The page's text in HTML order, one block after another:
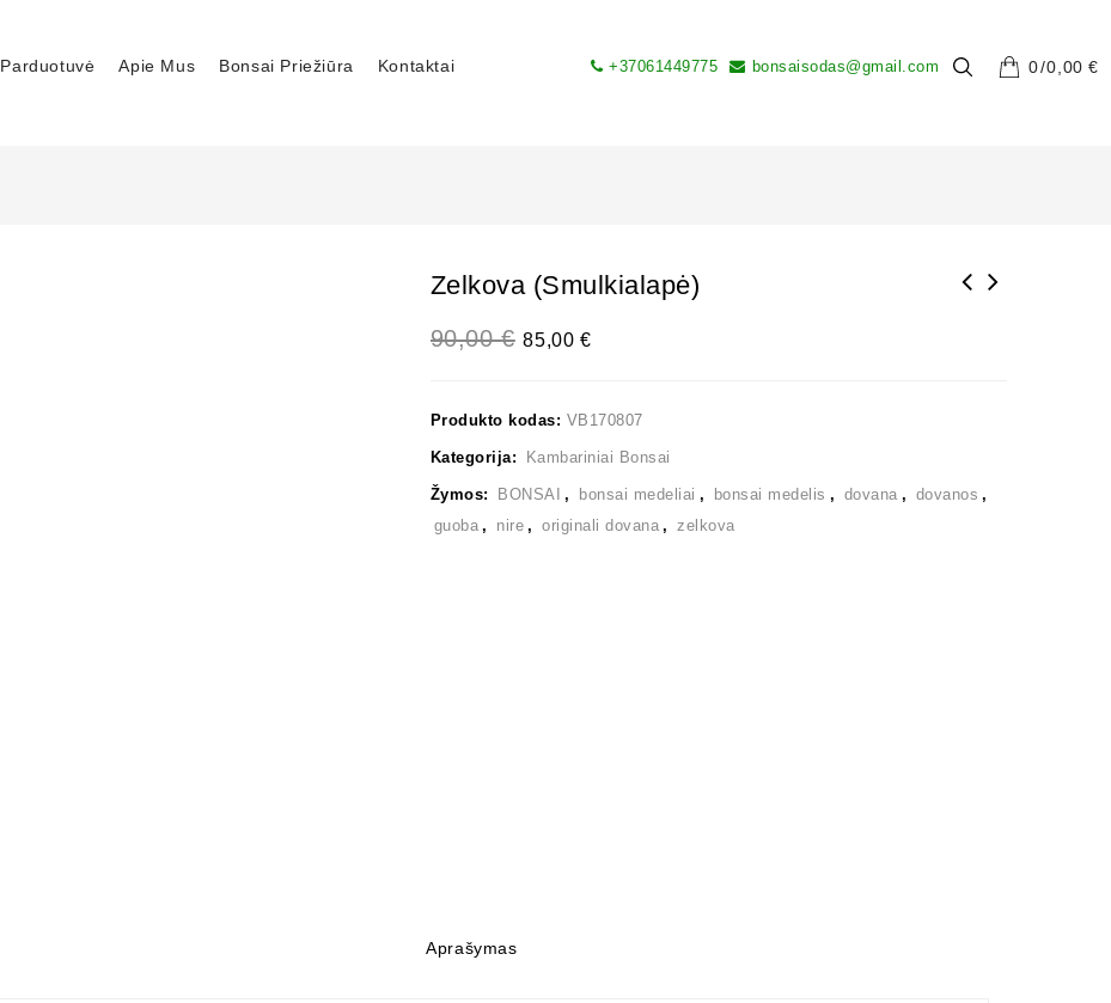
Parduotuvė Apie Mus Bonsai Priežiūra Kontaktai 0 0,00€
+37061449775 bonsaisodas@gmail.com
Zelkova (smulkialapė)
90,00€ 85,00 €
Produkto kodas: VB170807
Kategorija: Kambariniai Bonsai
Žymos: BONSAI , bonsai medeliai , bonsai medelis , dovana , dovanos ,
guoba , nire , originali dovana , zelkova
Aprašymas